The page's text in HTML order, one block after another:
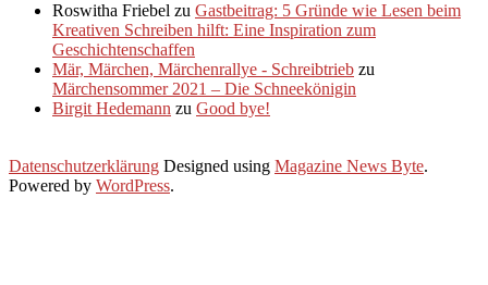
Roswitha Friebel zu Gastbeitrag: 5 Gründe wie Lesen beim
Kreativen Schreiben hilft: Eine Inspiration zum
Geschichtenschaffen
Mär, Märchen, Märchenrallye - Schreibtrieb zu
Märchensommer 2021 – Die Schneekönigin
Birgit Hedemann zu Good bye!
Datenschutzerklärung Designed using Magazine News Byte.
Powered by WordPress.